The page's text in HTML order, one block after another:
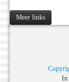
Meer links
In